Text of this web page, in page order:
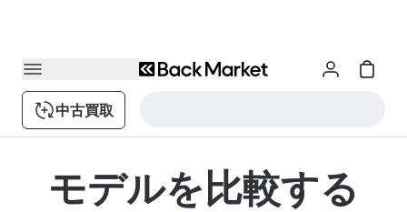
中古買取
モデルを比較する